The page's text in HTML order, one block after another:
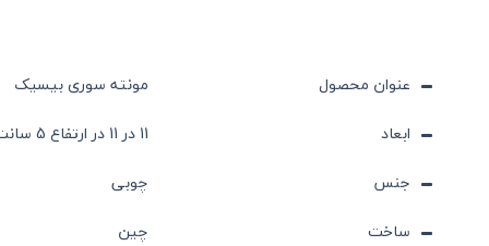
عنوان محصول
مونته سوری بیسیک
ابعاد
11 در 11 در ارتفاع 5 سانت
جنس
چوبی
ساخت
چین